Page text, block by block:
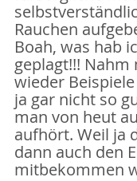
Rauchen
Boah, was hab
geplagt!!!
wieder
ja gar nicht so
man von heut
aufhört. Weil ja
dann auch den
mitbekommen